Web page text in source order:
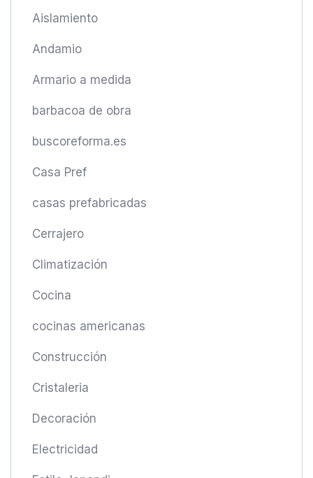
Aislamiento
Andamio
Armario a medida
barbacoa de obra
buscoreforma.es
Casa Pref
casas prefabricadas
Cerrajero
Climatización
Cocina
cocinas americanas
Construcción
Cristaleria
Decoración
Electricidad